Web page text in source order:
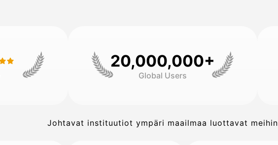
20,000,000+
Global Users
Johtavat instituutiot ympäri maailmaa luottavat meihin